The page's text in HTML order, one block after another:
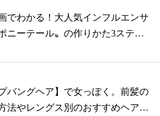
でわかる！大人気インフルエンサ
ニーテール〟の作りかた3ステッ
バングヘア】で女っぽく。前髪の
法やレングス別のおすすめヘアス